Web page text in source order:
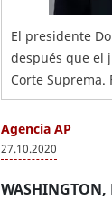
El presidente
después que el
Corte Suprema.
Agencia AP
27.10.2020
WASHINGTON,